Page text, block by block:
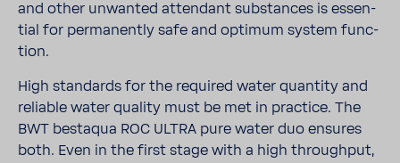
and other unwanted atten­dant substances is essen­
tial for perma­nently safe and optimum system func­
tion.
High stan­dards for the requ­ired water quan­tity and
reli­able water quality must be met in prac­tice. The
BWT bestaqua ROC ULTRA pure water duo ensures
both. Even in the first stage with a high thro­ughput,